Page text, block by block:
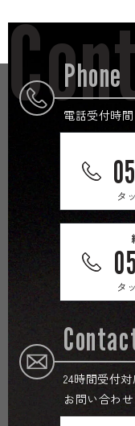
Phone
電話受付時
タ
タ
24時間受付対
お問い合わ